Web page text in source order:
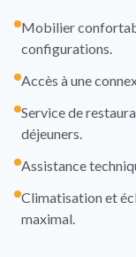
Mobilier
configurations.
Accès à une
Service de
déjeuners.
Assistance
Climatisation et
maximal.